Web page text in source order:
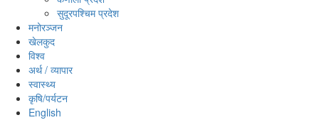
सुदूरपश्‍चिम प्रदेश
मनोरञ्‍जन
खेलकुद
विश्‍व
अर्थ / व्यापार
स्वास्थ्य
कृषि/पर्यटन
English